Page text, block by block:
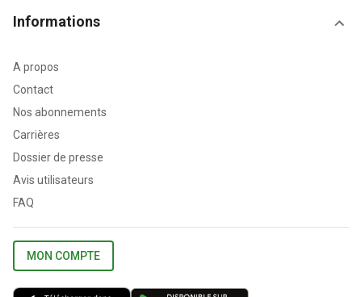
Informations
A propos
Contact
Nos abonnements
Carrières
Dossier de presse
Avis utilisateurs
FAQ
MON COMPTE